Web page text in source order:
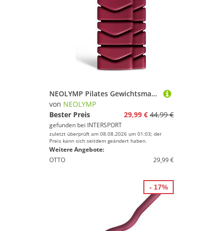
NEOLYMP Pilates Gewichtsmanschetten 2er Set aus Silikon – verstellbar
von NEOLYMP
Bester Preis
29,99 € 44,99 €
gefunden bei INTERSPORT
zuletzt überprüft am 08.08.2026 um 01:03; der
Preis kann sich seitdem geändert haben.
Weitere Angebote:
OTTO
29,99 €
- 17%